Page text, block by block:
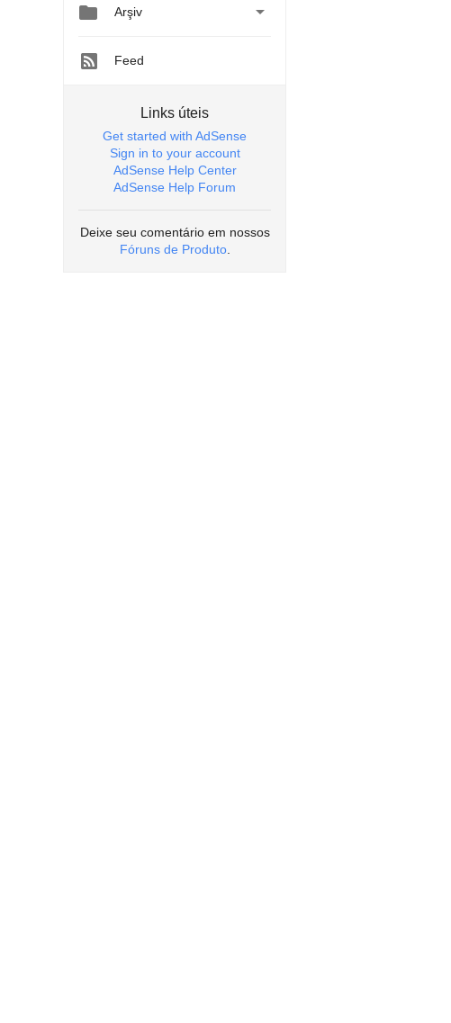
 Arşiv 
Feed
Links úteis
Get started with AdSense
Sign in to your account
AdSense Help Center
AdSense Help Forum
Deixe seu comentário em nossos
Fóruns de Produto.